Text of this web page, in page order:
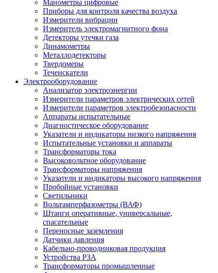
Манометры цифровые
Приборы для контроля качества воздуха
Измерители вибрации
Измеритель электромагнитного фона
Детекторы утечки газа
Динамометры
Металлодетекторы
Твердомеры
Течеискатели
Электрооборудование
Анализатор электроэнергии
Измерители параметров электрических сетей
Измерители параметров электробезопасности
Аппараты испытательные
Диагностическое оборудование
Указатели и индикаторы низкого напряжения
Испытательные установки и аппараты
Трансформаторы тока
Высоковольтное оборудование
Трансформаторы напряжения
Указатели и индикаторы высокого напряжения
Пробойные установки
Светильники
Вольтамперфазометры (ВАФ)
Штанги оперативные, универсальные,
спасательные
Переносные заземления
Датчики давления
Кабельно-проводниковая продукция
Устройства РЗА
Трансформаторы промышленные